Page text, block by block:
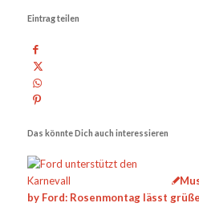
Eintrag teilen
Das könnte Dich auch interessieren
by Ford: Rosenmontag lässt